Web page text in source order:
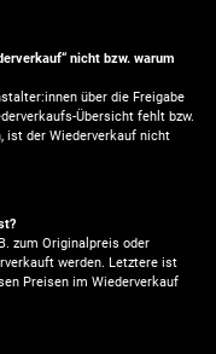
nicht bzw. warum
über die Freigabe
Übersicht fehlt bzw.
ist der Wiederverkauf nicht
zum Originalpreis oder
werden. Letztere ist
Preisen im Wiederverkauf